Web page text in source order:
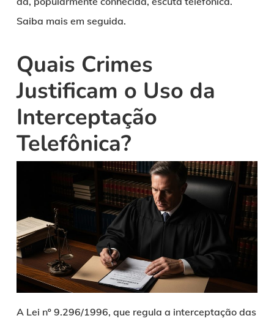
Saiba mais em seguida.
Quais Crimes
Justificam o Uso da
Interceptação
Telefônica?
A Lei nº 9.296/1996, que regula a interceptação das